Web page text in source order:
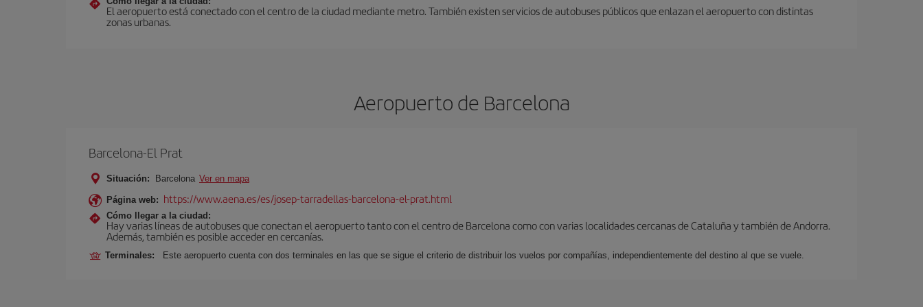
El aeropuerto está conectado con el centro de la ciudad mediante metro. También existen servicios de autobuses públicos que enlazan el aeropuerto con distintas
zonas urbanas.
Aeropuerto de Barcelona
Barcelona-El Prat
Situación: Barcelona Ver en mapa
Página web: https://www.aena.es/es/josep-tarradellas-barcelona-el-prat.html
Cómo llegar a la ciudad:
Hay varias líneas de autobuses que conectan el aeropuerto tanto con el centro de Barcelona como con varias localidades cercanas de Cataluña y también de Andorra.
Además, también es posible acceder en cercanías.
Terminales: Este aeropuerto cuenta con dos terminales en las que se sigue el criterio de distribuir los vuelos por compañías, independientemente del destino al que se vuele.